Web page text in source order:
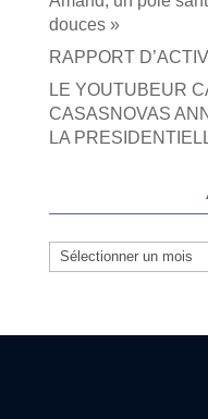
douces »
RAPPORT
LE YOUTUBEUR
CASASNOVAS
LA
Archives